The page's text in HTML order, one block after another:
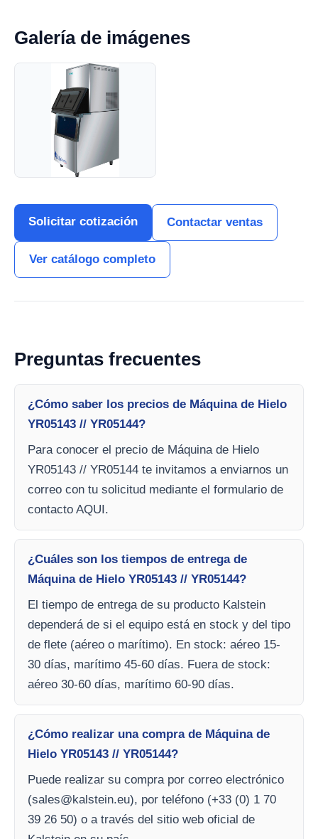
Galería de imágenes
Solicitar cotización Contactar ventas
Ver catálogo completo
Preguntas frecuentes
¿Cómo saber los precios de Máquina de Hielo
YR05143 // YR05144?
Para conocer el precio de Máquina de Hielo
YR05143 // YR05144 te invitamos a enviarnos un
correo con tu solicitud mediante el formulario de
contacto AQUI.
¿Cuáles son los tiempos de entrega de
Máquina de Hielo YR05143 // YR05144?
El tiempo de entrega de su producto Kalstein
dependerá de si el equipo está en stock y del tipo
de flete (aéreo o marítimo). En stock: aéreo 15-
30 días, marítimo 45-60 días. Fuera de stock:
aéreo 30-60 días, marítimo 60-90 días.
¿Cómo realizar una compra de Máquina de
Hielo YR05143 // YR05144?
Puede realizar su compra por correo electrónico
(sales@kalstein.eu), por teléfono (+33 (0) 1 70
39 26 50) o a través del sitio web oficial de